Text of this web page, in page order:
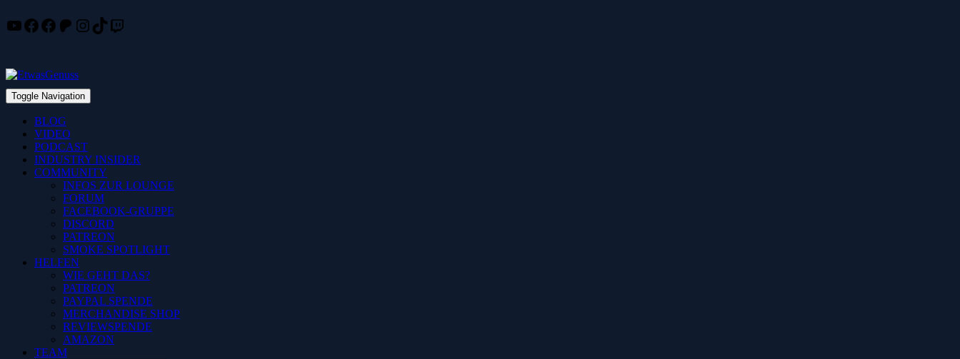
Skip
YouTube
Facebook
Facebook
Patreon
Instagram
TikTok
Twitch
Toggle Navigation
BLOG
VIDEO
PODCAST
INDUSTRY INSIDER
COMMUNITY
INFOS ZUR LOUNGE
FORUM
FACEBOOK-GRUPPE
DISCORD
PATREON
SMOKE SPOTLIGHT
HELFEN
WIE GEHT DAS?
PATREON
PAYPAL SPENDE
MERCHANDISE SHOP
REVIEWSPENDE
AMAZON
TEAM